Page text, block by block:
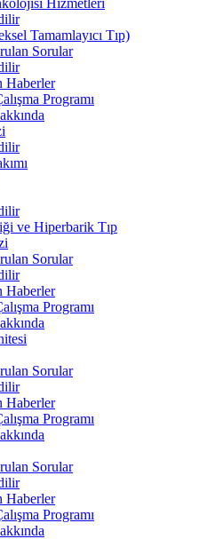
Tamamlayıcı Tıp)
Sorular
Haberler
Programı
ve Hiperbarik Tıp
Sorular
Haberler
Programı
Sorular
Haberler
Programı
Sorular
Haberler
Programı